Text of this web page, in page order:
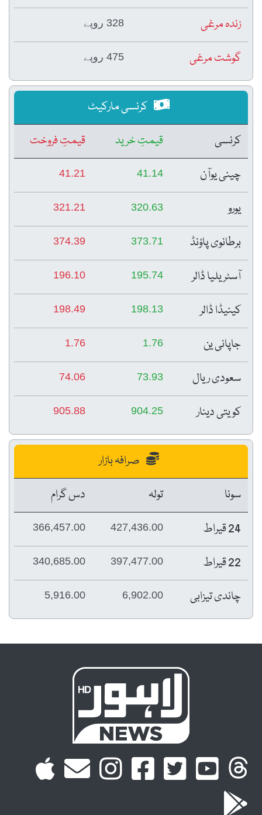
زندہ مرغی 328 روپے
گوشت مرغی 475 روپے
کرنسی مارکیٹ
کرنسی
قیمتِ خرید
قیمتِ فروخت
چینی یوآن
41.14
41.21
یورو 320.63
321.21
برطانوی پاؤنڈ 373.71
374.39
آسٹریلیا ڈالر 195.74
196.10
کینیڈا ڈالر 198.13
198.49
جاپانی ین 1.76
1.76
سعودی ریال 73.93
74.06
کویتی دینار 904.25
905.88
صرافہ بازار
سونا
تولہ
دس گرام
24 قیراط
427,436.00
366,457.00
22 قیراط 397,477.00
340,685.00
چاندی تیزابی 6,902.00
5,916.00